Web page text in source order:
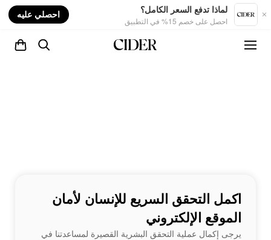
لماذا تدفع السعر الكامل؟
احصل على خصم 15% في التطبيق
احصلي عليه
اكمل التحقق السريع للإنسان لأمان
الموقع الإلكتروني
يرجى إكمال عملية التحقق البشرية القصيرة لمساعدتنا في